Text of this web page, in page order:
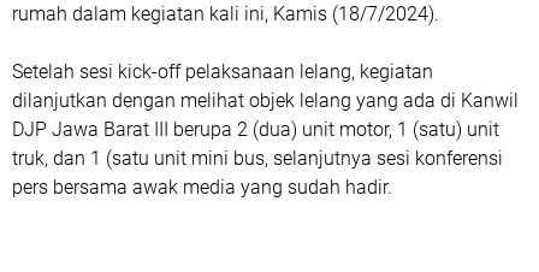
rumah dalam kegiatan kali ini, Kamis (18/7/2024).
Setelah sesi kick-off pelaksanaan lelang, kegiatan
dilanjutkan dengan melihat objek lelang yang ada di Kanwil
DJP Jawa Barat III berupa 2 (dua) unit motor, 1 (satu) unit
truk, dan 1 (satu unit mini bus, selanjutnya sesi konferensi
pers bersama awak media yang sudah hadir.